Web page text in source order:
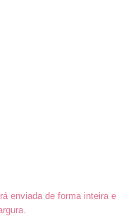
enviada de forma inteira e